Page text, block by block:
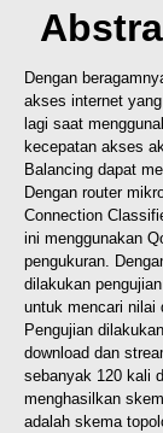
Dengan
akses internet
lagi saat
kecepatan akses
Balancing dapat
Dengan router
Connection
ini menggunakan
pengukuran.
dilakukan
untuk mencari nilai
Pengujian
download dan
sebanyak 120 kali
menghasilkan
adalah skema